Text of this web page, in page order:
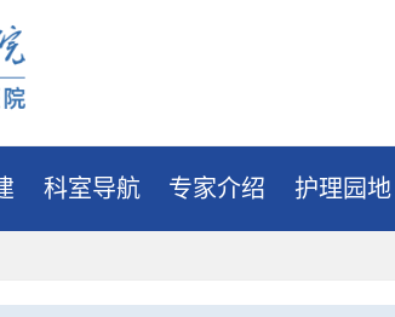
科室导航 专家介绍 护理园地